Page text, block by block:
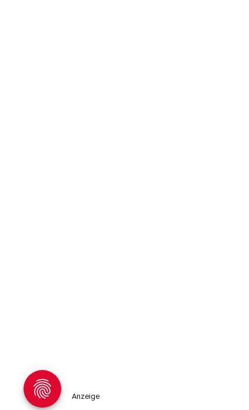
Anzeige